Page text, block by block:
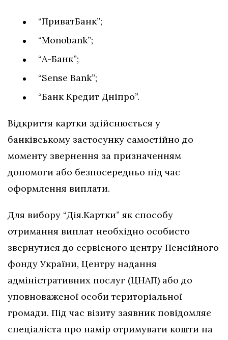
“ПриватБанк”;
“Monobank”;
“А-Банк”;
“Sense Bank”;
“Банк Кредит Дніпро”.
Відкриття картки здійснюється у
банківському застосунку самостійно до
моменту звернення за призначенням
допомоги або безпосередньо під час
оформлення виплати.
Для вибору “Дія.Картки” як способу
отримання виплат необхідно особисто
звернутися до сервісного центру Пенсійного
фонду України, Центру надання
адміністративних послуг (ЦНАП) або до
уповноваженої особи територіальної
громади. Під час візиту заявник повідомляє
спеціаліста про намір отримувати кошти на